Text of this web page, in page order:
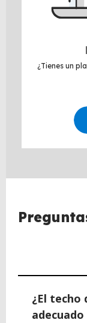
¿Tienes un
BACK
TO
¿El techo